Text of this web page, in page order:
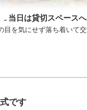
₋ 当日は貸切スペース
目を気にせず落ち着いて
です